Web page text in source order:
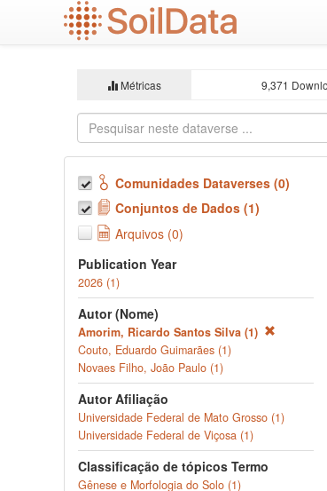
Métricas 9,371
Comunidades Dataverses (0)
Conjuntos de Dados (1)
Arquivos (0)
Publication Year
2026 (1)
Autor (Nome)
Amorim, Ricardo Santos Silva (1)
Couto, Eduardo Guimarães (1)
Novaes Filho, João Paulo (1)
Autor Afiliação
Universidade Federal de Mato Grosso (1)
Universidade Federal de Viçosa (1)
Classificação de tópicos Termo
Gênese e Morfologia do Solo (1)